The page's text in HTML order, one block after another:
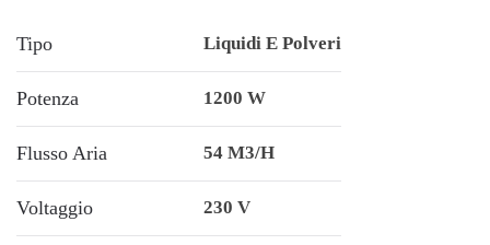
Tipo Liquidi E Polveri
Potenza 1200 W
Flusso Aria 54 M3/h
Voltaggio 230 V